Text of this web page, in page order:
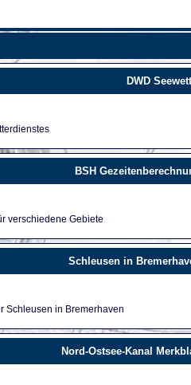
DWD
BSH
verschiedene Gebiete
Schleusen in
Schleusen in Bremerhaven
Nord-Ostsee-Kanal